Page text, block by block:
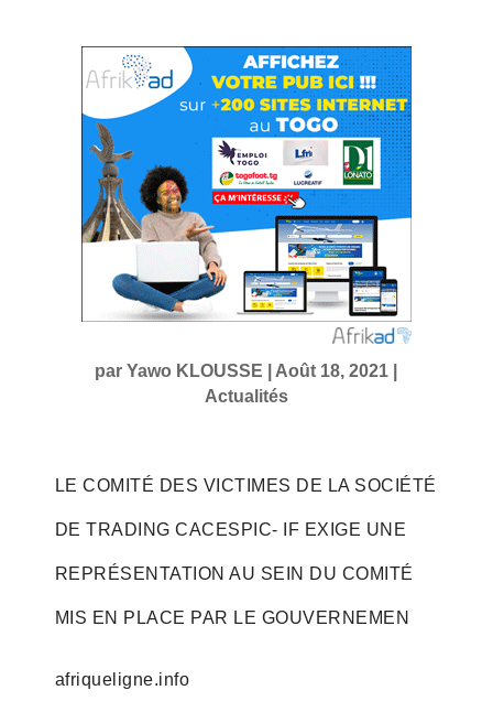
parYawo KLOUSSE Août 18, 2021
Actualités
LE COMITÉ DES VICTIMES DE LA SOCIÉTÉ
DE TRADING CACESPIC- IF EXIGE UNE
REPRÉSENTATION AU SEIN DU COMITÉ
MIS EN PLACE PAR LE GOUVERNEMEN
afriqueligne.info